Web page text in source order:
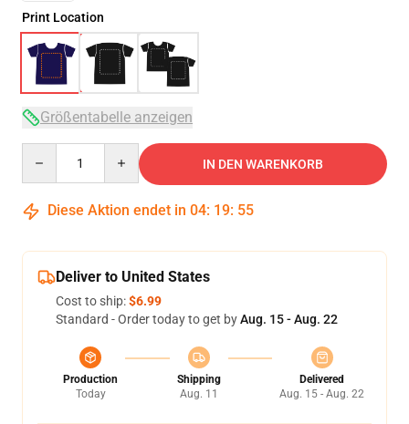
Print Location
Größentabelle anzeigen
IN DEN WARENKORB
Diese Aktion endet in 04: 19: 54
Deliver to United States
Cost to ship:$6.99
Standard - Order today to get byAug. 15 - Aug. 22
Production
Today
Shipping
Aug. 11
Delivered
Aug. 15 - Aug. 22